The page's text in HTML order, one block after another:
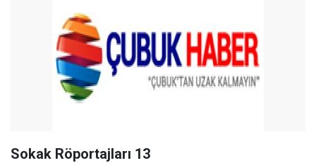
Sokak Röportajları 13